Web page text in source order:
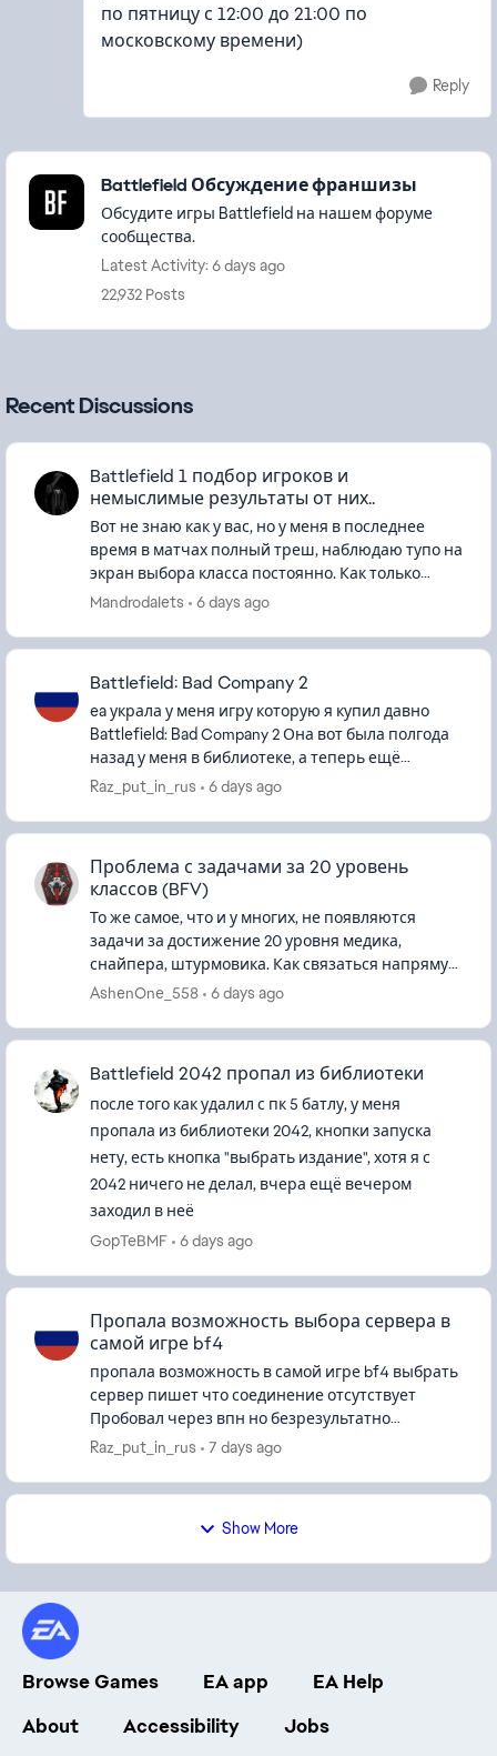
по пятницу с 12:00 до 21:00 по
московскому времени)
Reply
Featured Places
Battlefield Обсуждение франшизы
Обсудите игры Battlefield на нашем форуме
сообщества.
Latest Activity: 6 days ago
22,932 Posts
Recent Discussions
Battlefield 1 подбор игроков и
немыслимые результаты от них..
Вот не знаю как у вас, но у меня в последнее
время в матчах полный треш, наблюдаю тупо на
экран выбора класса постоянно. Как только
респаун сразу тут же прилетает в голову или
MandrodaIets 6 days ago
Battlefield: Bad Company 2
ea украла у меня игру которую я купил давно
Battlefield: Bad Company 2 Она вот была полгода
назад у меня в библиотеке, а теперь ещё
battlefield 3 украла Требует ввести ключ
Raz_put_in_rus 6 days ago
Проблема с задачами за 20 уровень
классов (BFV)
То же самое, что и у многих, не появляются
задачи за достижение 20 уровня медика,
снайпера, штурмовика. Как связаться напрямую
насчёт ошибки так и не разобрался, так как на
AshenOne_558 6 days ago
Battlefield 2042 пропал из библиотеки
после того как удалил с пк 5 батлу, у меня
пропала из библиотеки 2042, кнопки запуска
нету, есть кнопка "выбрать издание", хотя я с
2042 ничего не делал, вчера ещё вечером
заходил в неё
GopTeBMF
6 days ago
Пропала возможность выбора сервера в
самой игре bf4
пропала возможность в самой игре bf4 выбрать
сервер пишет что соединение отсутствует
Пробовал через впн но безрезультатно
Единственный шанс зайти в игру это через
Raz_put_in_rus 7 days ago
Show More
Browse Games EA app
EA Help
About
Accessibility Jobs